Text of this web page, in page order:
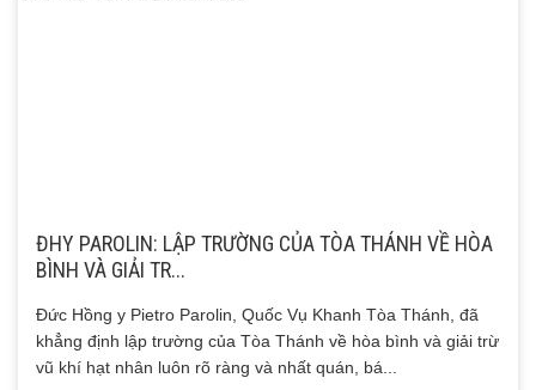
ĐHY PAROLIN: LẬP TRƯỜNG CỦA TÒA THÁNH VỀ HÒA
BÌNH VÀ GIẢI TR...
Đức Hồng y Pietro Parolin, Quốc Vụ Khanh Tòa Thánh, đã
khẳng định lập trường của Tòa Thánh về hòa bình và giải trừ
vũ khí hạt nhân luôn rõ ràng và nhất quán, bá...